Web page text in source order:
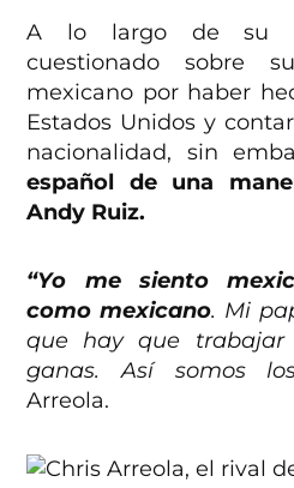
A lo largo de su
cuestionado sobre
mexicano por haber
Estados Unidos y
nacionalidad, sin
español de una
Andy Ruiz.
“Yo me siento
como mexicano. Mi
que hay que trabajar
ganas. Así somos
Arreola.